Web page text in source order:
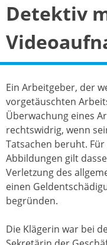
Detektiv
Ein Arbeitgeber, der
vorgetäuschten
Überwachung eines
rechtswidrig, wenn
Tatsachen beruht.
Abbildungen gilt
Verletzung des
einen
begründen.
Die Klägerin war bei